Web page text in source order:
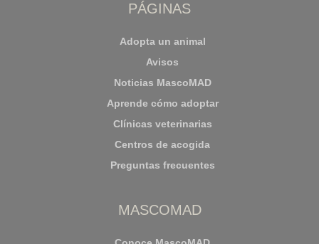
PÁGINAS
Adopta un animal
Avisos
Noticias MascoMAD
Aprende cómo adoptar
Clínicas veterinarias
Centros de acogida
Preguntas frecuentes
MASCOMAD